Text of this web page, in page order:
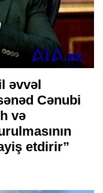
əvvəl
Cənubi
və
etdirir”